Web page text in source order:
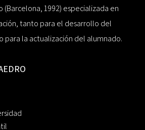
1992) especializada en
tanto para el desarrollo del
para la actualización del alumnado.